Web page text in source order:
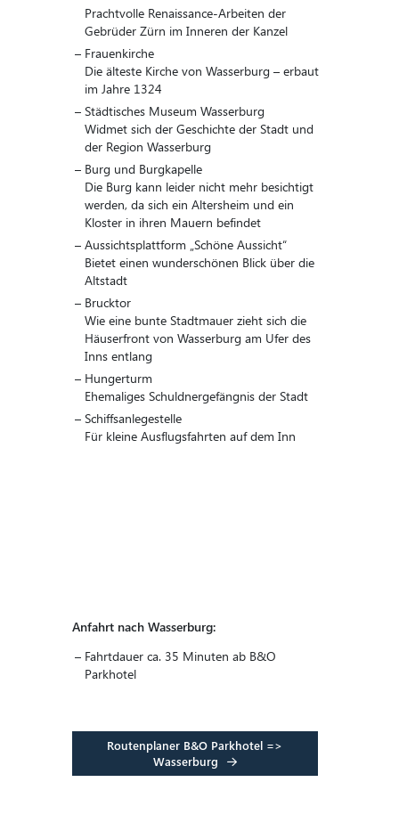
Prachtvolle Renaissance-Arbeiten der
Gebrüder Zürn im Inneren der Kanzel
Frauenkirche
Die älteste Kirche von Wasserburg – erbaut
im Jahre 1324
Städtisches Museum Wasserburg
Widmet sich der Geschichte der Stadt und
der Region Wasserburg
Burg und Burgkapelle
Die Burg kann leider nicht mehr besichtigt
werden, da sich ein Altersheim und ein
Kloster in ihren Mauern befindet
Aussichtsplattform „Schöne Aussicht“
Bietet einen wunderschönen Blick über die
Altstadt
Brucktor
Wie eine bunte Stadtmauer zieht sich die
Häuserfront von Wasserburg am Ufer des
Inns entlang
Hungerturm
Ehemaliges Schuldnergefängnis der Stadt
Schiffsanlegestelle
Für kleine Ausflugsfahrten auf dem Inn
Anfahrt nach Wasserburg:
Fahrtdauer ca. 35 Minuten ab B&O
Parkhotel
Routenplaner B&O Parkhotel =>
Wasserburg